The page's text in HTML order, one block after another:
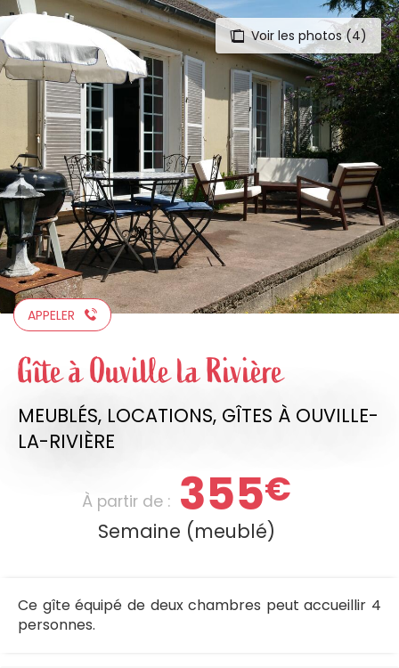
Aller
au
contenu
principal
Voir les photos (4)
APPELER
Gîte à Ouville la Rivière
MEUBLÉS, LOCATIONS, GÎTES À OUVILLE-
LA-RIVIÈRE
À partir de : 355€
Semaine (meublé)
Ce gîte équipé de deux chambres peut accueillir 4
personnes.